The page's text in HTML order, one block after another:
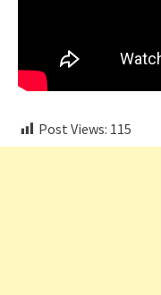
Post Views: 115